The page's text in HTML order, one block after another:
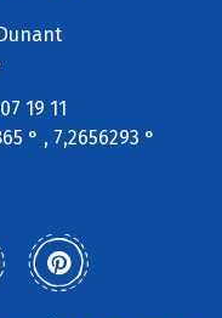
19 11
° , 7,2656293 °